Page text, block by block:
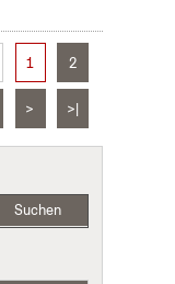
1 2
> >|
Suchen